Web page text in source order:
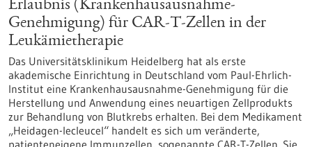
Erlaubnis (Krankenhausausnahme-
Genehmigung) für CAR-T-Zellen in der
Leukämietherapie
Das Universitätsklinikum Heidelberg hat als erste
akademische Einrichtung in Deutschland vom Paul-Ehrlich-
Institut eine Krankenhausausnahme-Genehmigung für die
Herstellung und Anwendung eines neuartigen Zellprodukts
zur Behandlung von Blutkrebs erhalten. Bei dem Medikament
„Heidagen-lecleucel“ handelt es sich um veränderte,
patienteneigene Immunzellen, sogenannte CAR-T-Zellen. Sie